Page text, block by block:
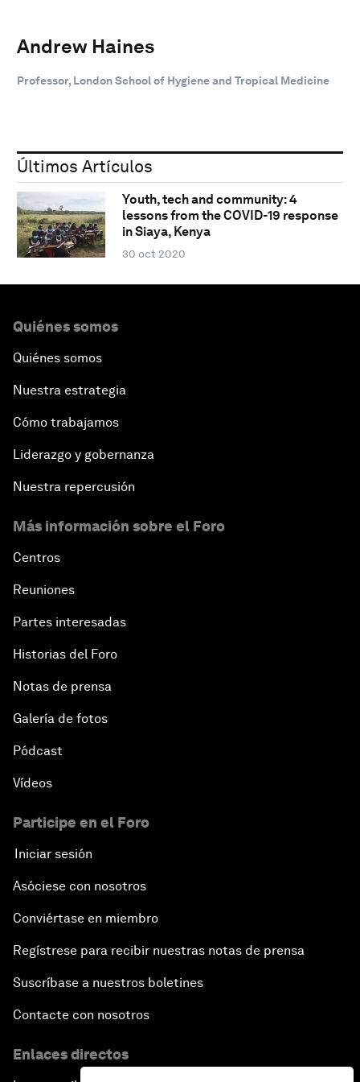
Andrew Haines
Professor, London School of Hygiene and Tropical Medicine
Últimos Artículos
Youth, tech and community: 4
lessons from the COVID-19 response
in Siaya, Kenya
30 oct 2020
Quiénes somos
Quiénes somos
Nuestra estrategia
Cómo trabajamos
Liderazgo y gobernanza
Nuestra repercusión
Más información sobre el Foro
Centros
Reuniones
Partes interesadas
Historias del Foro
Notas de prensa
Galería de fotos
Pódcast
Vídeos
Participe en el Foro
Iniciar sesión
Asóciese con nosotros
Conviértase en miembro
Regístrese para recibir nuestras notas de prensa
Suscríbase a nuestros boletines
Contacte con nosotros
Enlaces directos